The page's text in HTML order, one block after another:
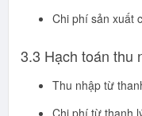
Chi phí sản xuất
3.3 Hạch toán thu
Thu nhập từ